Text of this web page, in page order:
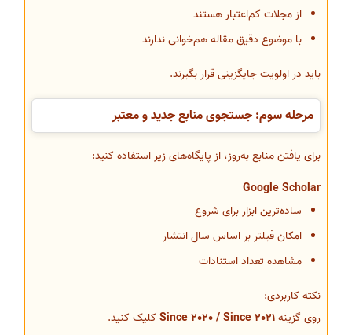
از مجلات کم‌اعتبار هستند
با موضوع دقیق مقاله هم‌خوانی ندارند
باید در اولویت جایگزینی قرار بگیرند.
مرحله سوم: جستجوی منابع جدید و معتبر
برای یافتن منابع به‌روز، از پایگاه‌های زیر استفاده کنید:
Google Scholar
ساده‌ترین ابزار برای شروع
امکان فیلتر بر اساس سال انتشار
مشاهده تعداد استنادات
نکته کاربردی:
روی گزینهSince 2020 / Since 2021 کلیک کنید.